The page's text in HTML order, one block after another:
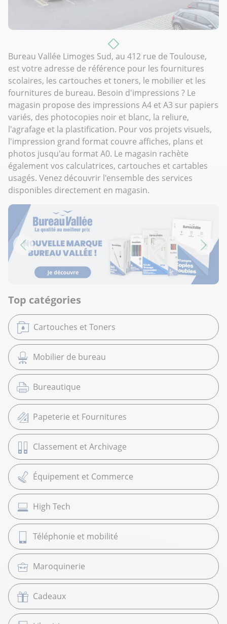
Bureau Vallée Limoges Sud, au 412 rue de Toulouse,
est votre adresse de référence pour les fournitures
scolaires, les cartouches et toners, le mobilier et les
fournitures de bureau. Besoin d'impressions ? Le
magasin propose des impressions A4 et A3 sur papiers
variés, des photocopies noir et blanc, la reliure,
l'agrafage et la plastification. Pour vos projets visuels,
l'impression grand format couvre affiches, plans et
photos jusqu'au format A0. Le magasin rachète
également vos calculatrices, cartouches et cartables
usagés. Venez découvrir l'ensemble des services
disponibles directement en magasin.
Top catégories
Cartouches et Toners
Mobilier de bureau
Bureautique
Papeterie et Fournitures
Classement et Archivage
Équipement et Commerce
High Tech
Téléphonie et mobilité
Maroquinerie
Cadeaux